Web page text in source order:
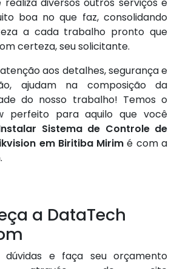
boa no que faz, consolidando
a cada trabalho pronto que
certeza, seu solicitante.
aos detalhes, segurança e
ajudam na composição da
do nosso trabalho! Temos o
perfeito para aquilo que você
Sistema de Controle de
em Biritiba Mirim é com a
a DataTech
dúvidas e faça seu orçamento